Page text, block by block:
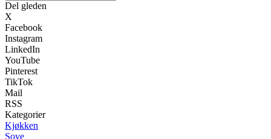
Del gleden
X
Facebook
Instagram
LinkedIn
YouTube
Pinterest
TikTok
Mail
RSS
Kategorier
Kjøkken
Sove